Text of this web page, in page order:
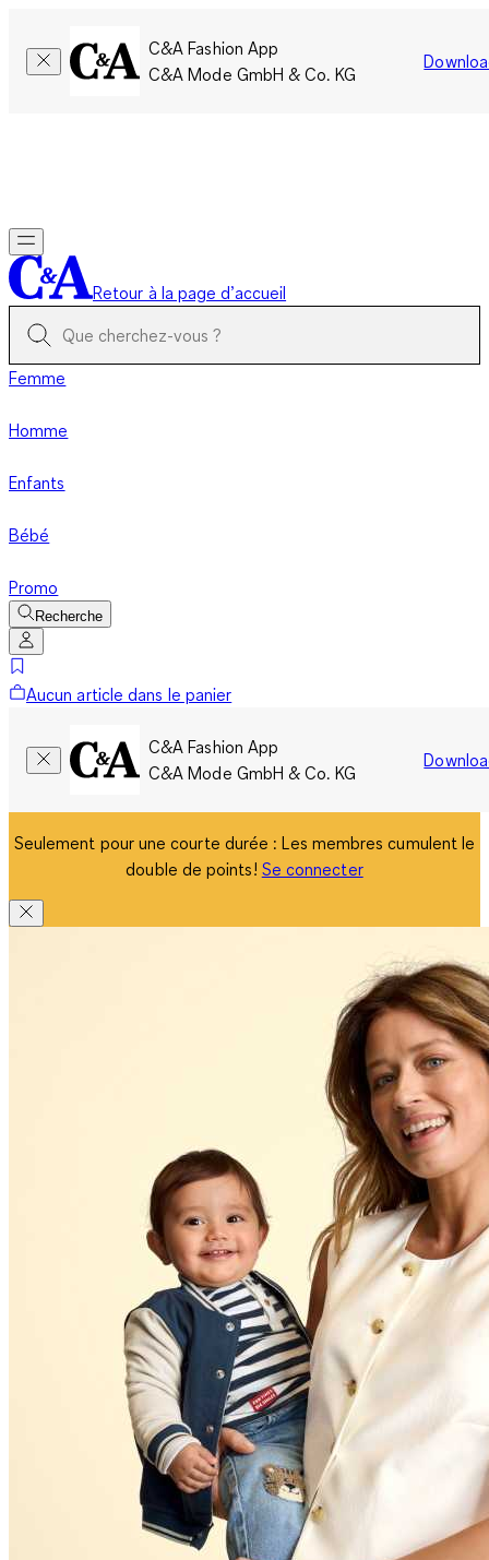
C&A Fashion App
C&A Mode GmbH & Co. KG
Retour à la page d’accueil
Femme
Homme
Enfants
Bébé
Promo
Recherche
Aucun article dans le panier
C&A Fashion App
C&A Mode GmbH & Co. KG
Seulement pour une courte durée : Les membres cumulent le
double de points! Se connecter